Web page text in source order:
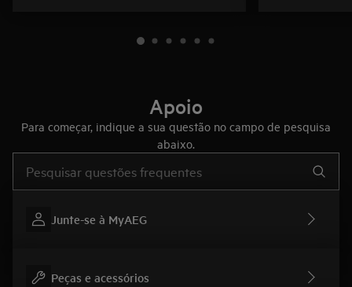
Apoio
Para começar, indique a sua questão no campo de pesquisa
abaixo.
Junte-se à MyAEG
Peças e acessórios